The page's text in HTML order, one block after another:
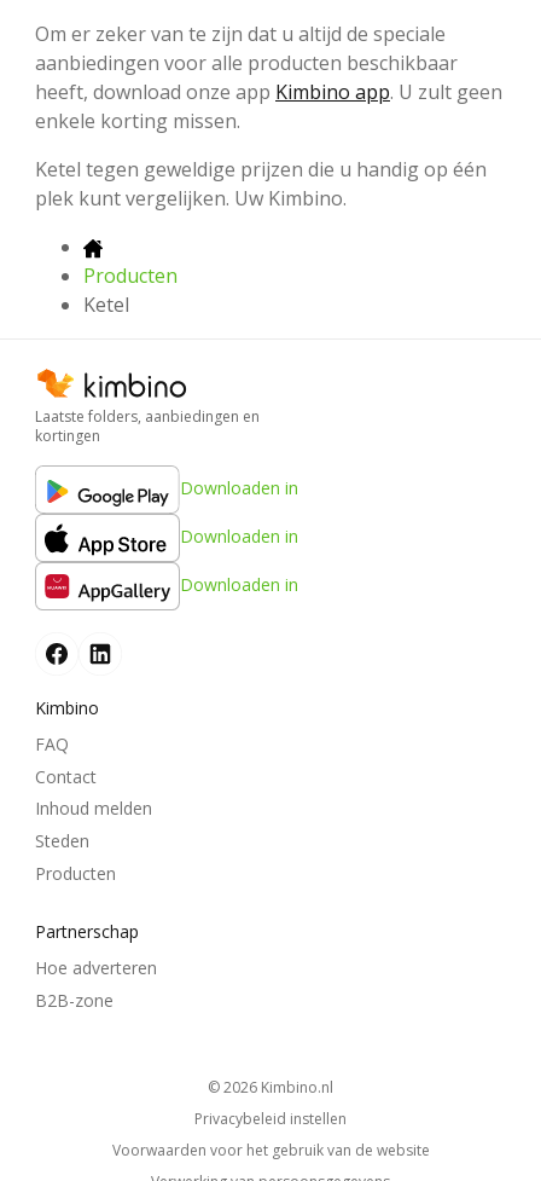
Om er zeker van te zijn dat u altijd de speciale
aanbiedingen voor alle producten beschikbaar
heeft, download onze app Kimbino app. U zult geen
enkele korting missen.
Ketel tegen geweldige prijzen die u handig op één
plek kunt vergelijken. Uw Kimbino.
Producten
Ketel
Laatste folders, aanbiedingen en
kortingen
Downloaden in
Downloaden in
Downloaden in
Kimbino
FAQ
Contact
Inhoud melden
Steden
Producten
Partnerschap
Hoe adverteren
B2B-zone
© 2026
kimbino.nl
Privacybeleid instellen
Voorwaarden voor het gebruik van de website